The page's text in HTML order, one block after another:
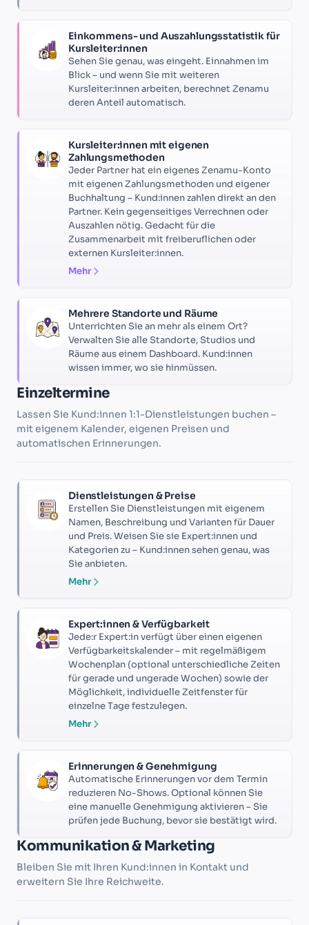
Einkommens- und Auszahlungsstatistik für
Kursleiter:innen
Sehen Sie genau, was eingeht. Einnahmen im
Blick – und wenn Sie mit weiteren
Kursleiter:innen arbeiten, berechnet Zenamu
deren Anteil automatisch.
Kursleiter:innen mit eigenen
Zahlungsmethoden
Jeder Partner hat ein eigenes Zenamu-Konto
mit eigenen Zahlungsmethoden und eigener
Buchhaltung – Kund:innen zahlen direkt an den
Partner. Kein gegenseitiges Verrechnen oder
Auszahlen nötig. Gedacht für die
Zusammenarbeit mit freiberuflichen oder
externen Kursleiter:innen.
Mehr
Mehrere Standorte und Räume
Unterrichten Sie an mehr als einem Ort?
Verwalten Sie alle Standorte, Studios und
Räume aus einem Dashboard. Kund:innen
wissen immer, wo sie hinmüssen.
Einzeltermine
Lassen Sie Kund:innen 1:1-Dienstleistungen buchen –
mit eigenem Kalender, eigenen Preisen und
automatischen Erinnerungen.
Dienstleistungen & Preise
Erstellen Sie Dienstleistungen mit eigenem
Namen, Beschreibung und Varianten für Dauer
und Preis. Weisen Sie sie Expert:innen und
Kategorien zu – Kund:innen sehen genau, was
Sie anbieten.
Mehr
Expert:innen & Verfügbarkeit
Jede:r Expert:in verfügt über einen eigenen
Verfügbarkeitskalender – mit regelmäßigem
Wochenplan (optional unterschiedliche Zeiten
für gerade und ungerade Wochen) sowie der
Möglichkeit, individuelle Zeitfenster für
einzelne Tage festzulegen.
Mehr
Erinnerungen & Genehmigung
Automatische Erinnerungen vor dem Termin
reduzieren No-Shows. Optional können Sie
eine manuelle Genehmigung aktivieren – Sie
prüfen jede Buchung, bevor sie bestätigt wird.
Kommunikation & Marketing
Bleiben Sie mit Ihren Kund:innen in Kontakt und
erweitern Sie Ihre Reichweite.